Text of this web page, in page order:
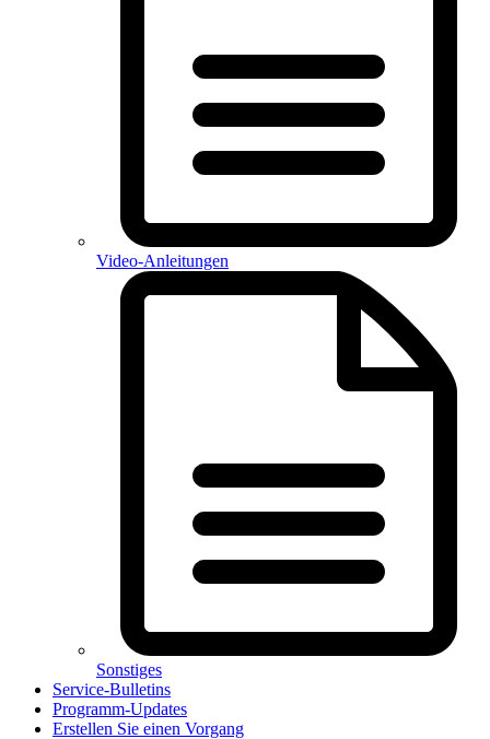
Video-Anleitungen
Sonstiges
Service-Bulletins
Programm-Updates
Erstellen Sie einen Vorgang